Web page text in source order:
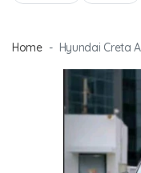
Home Hyundai Creta